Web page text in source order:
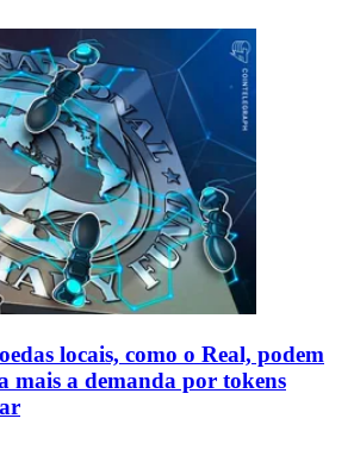
locais, como o Real, podem
mais a demanda por tokens